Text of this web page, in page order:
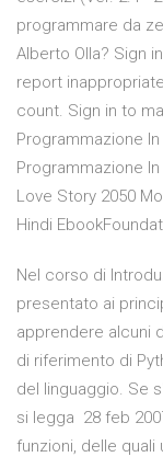
programmare da
Alberto Olla? Sign
report
count. Sign in to
Programmazione
Programmazione In
Love Story 2050
Hindi
Nel corso di
presentato ai
apprendere alcuni
di riferimento di
del linguaggio. Se
si legga 28 feb
funzioni, delle quali